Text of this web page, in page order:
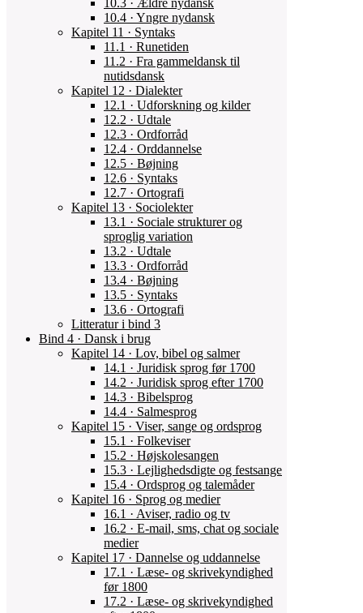
10.4 · Yngre nydansk
Kapitel 11 · Syntaks
11.1 · Runetiden
11.2 · Fra gammeldansk til
nutidsdansk
Kapitel 12 · Dialekter
12.1 · Udforskning og kilder
12.2 · Udtale
12.3 · Ordforråd
12.4 · Orddannelse
12.5 · Bøjning
12.6 · Syntaks
12.7 · Ortografi
Kapitel 13 · Sociolekter
13.1 · Sociale strukturer og
sproglig variation
13.2 · Udtale
13.3 · Ordforråd
13.4 · Bøjning
13.5 · Syntaks
13.6 · Ortografi
Litteratur i bind 3
Bind 4 · Dansk i brug
Kapitel 14 · Lov, bibel og salmer
14.1 · Juridisk sprog før 1700
14.2 · Juridisk sprog efter 1700
14.3 · Bibelsprog
14.4 · Salmesprog
Kapitel 15 · Viser, sange og ordsprog
15.1 · Folkeviser
15.2 · Højskolesangen
15.3 · Lejlighedsdigte og festsange
15.4 · Ordsprog og talemåder
Kapitel 16 · Sprog og medier
16.1 · Aviser, radio og tv
16.2 · E-mail, sms, chat og sociale
medier
Kapitel 17 · Dannelse og uddannelse
17.1 · Læse- og skrivekyndighed
før 1800
17.2 · Læse- og skrivekyndighed